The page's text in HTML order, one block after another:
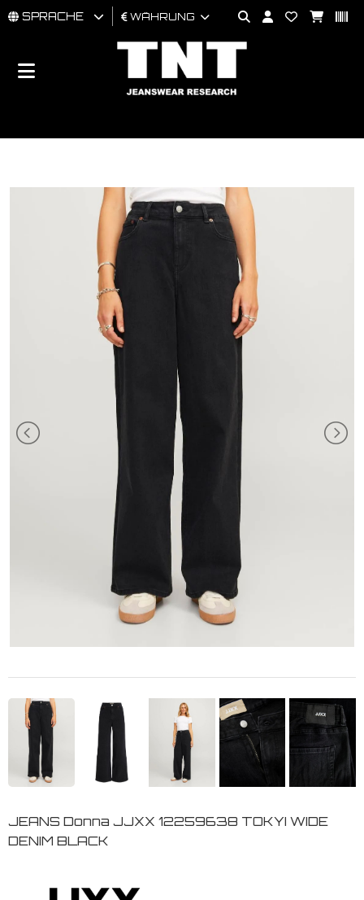
MÄNNER
BRAND
SPRACHE WÄHRUNG
JEANS Donna JJXX 12259638 TOKYI WIDE
DENIM BLACK